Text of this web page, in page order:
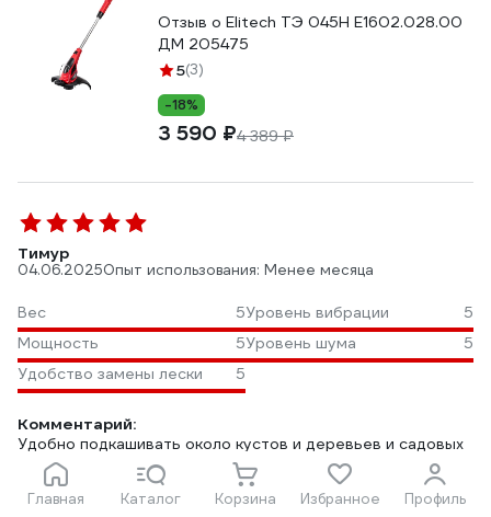
Главная Каталог Корзина Избранное Профиль
Отзыв о Elitech ТЭ 045Н E1602.028.00
ДМ 205475
5(3)
-18%
3 590 ₽4 389 ₽
Тимур
04.06.2025Опыт использования: Менее месяца
Вес 5Уровень вибрации
5
Мощность
5Уровень шума
5
Удобство замены лески
5
Комментарий:
Удобно подкашивать около кустов и деревьев и садовых
дорожек и также вдоль забора после окашивания
газонокосилкой. Мощности для газонной травы хватает.